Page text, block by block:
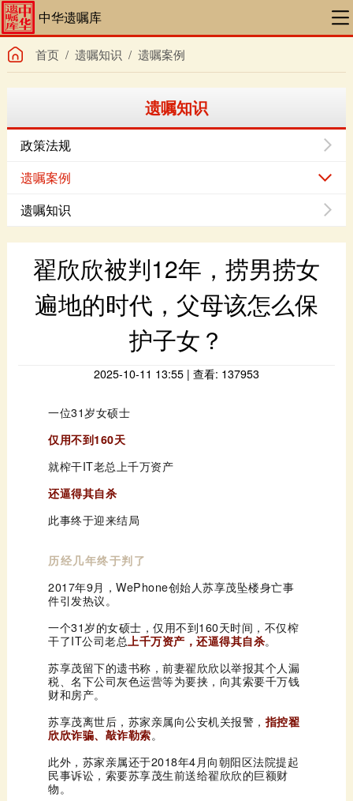
中华遗嘱库
首页/ 遗嘱知识 / 遗嘱案例
遗嘱知识
政策法规
遗嘱案例
遗嘱知识
护子女？
2025-10-11 13:55 | 查看: 137953
一位31岁女硕士
仅用不到160天
就榨干IT老总上千万资产
还逼得其自杀
此事终于迎来结局
历经几年终于判了
2017年9月，WePhone
件引发热议。
干了IT公司老总 上千万资产，还逼得其自杀。
财和房产。
苏享茂离世后，苏家亲属向公安机关报警，
欣欣诈骗、敲诈勒索。
物。